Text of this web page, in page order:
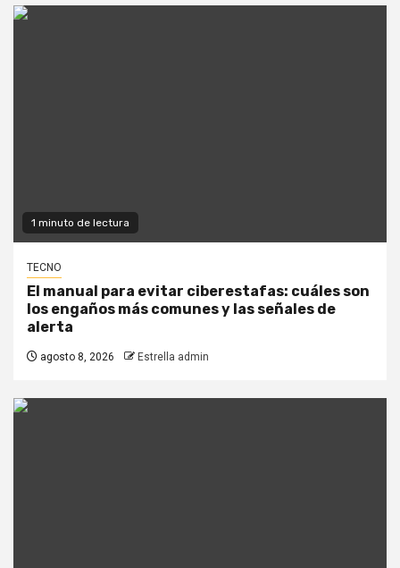
1 minuto de lectura
TECNO
El manual para evitar ciberestafas: cuáles son
los engaños más comunes y las señales de
alerta
agosto 8, 2026 Estrella admin